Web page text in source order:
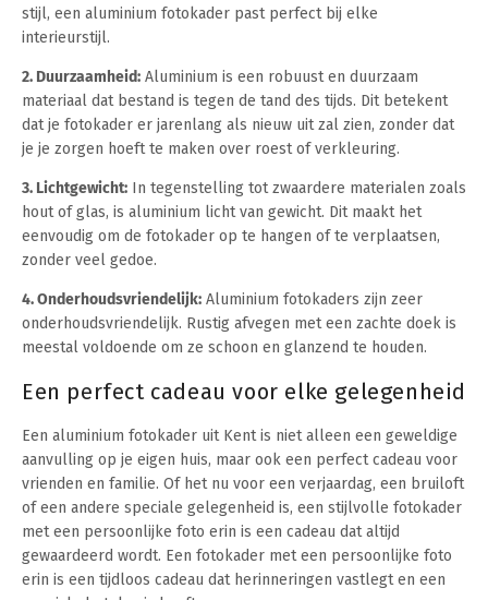
stijl, een aluminium fotokader past perfect bij elke
interieurstijl.
2. Duurzaamheid: Aluminium is een robuust en duurzaam
materiaal dat bestand is tegen de tand des tijds. Dit betekent
dat je fotokader er jarenlang als nieuw uit zal zien, zonder dat
je je zorgen hoeft te maken over roest of verkleuring.
3. Lichtgewicht: In tegenstelling tot zwaardere materialen zoals
hout of glas, is aluminium licht van gewicht. Dit maakt het
eenvoudig om de fotokader op te hangen of te verplaatsen,
zonder veel gedoe.
4. Onderhoudsvriendelijk: Aluminium fotokaders zijn zeer
onderhoudsvriendelijk. Rustig afvegen met een zachte doek is
meestal voldoende om ze schoon en glanzend te houden.
Een perfect cadeau voor elke gelegenheid
Een aluminium fotokader uit Kent is niet alleen een geweldige
aanvulling op je eigen huis, maar ook een perfect cadeau voor
vrienden en familie. Of het nu voor een verjaardag, een bruiloft
of een andere speciale gelegenheid is, een stijlvolle fotokader
met een persoonlijke foto erin is een cadeau dat altijd
gewaardeerd wordt. Een fotokader met een persoonlijke foto
erin is een tijdloos cadeau dat herinneringen vastlegt en een